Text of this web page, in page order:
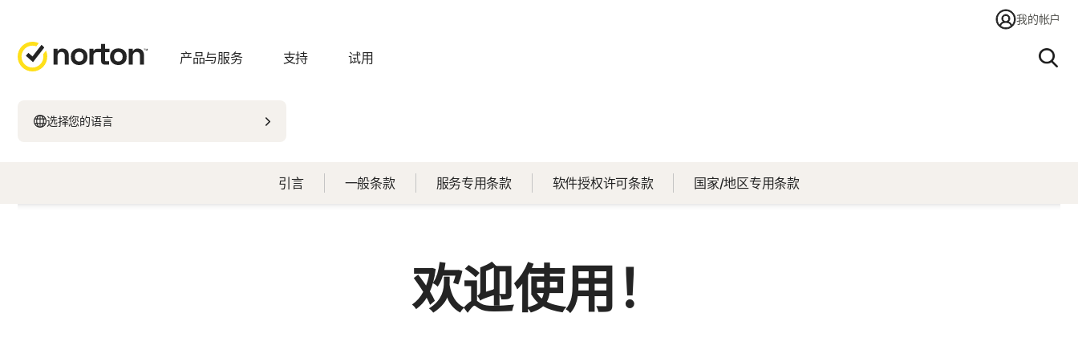
我的帐户
产品与服务 支持 试用 搜索
选择您的语言
引言 一般条款 服务专用条款 软件授权许可条款 国家/地区专用条款
欢迎使用！